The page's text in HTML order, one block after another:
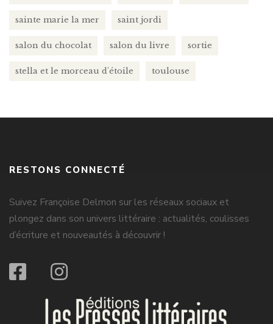
sainte marie la mer saint jordi
salon du chocolat salon du livre sortie
stella et le morceau d'étoile toulouse
RESTONS CONNECTÉ
Suivez Françoise Delmon sur les réseaux sociaux et
plongez dans son univers littéraire : actualités, coulisses
d’écriture et nouveautés à découvrir !